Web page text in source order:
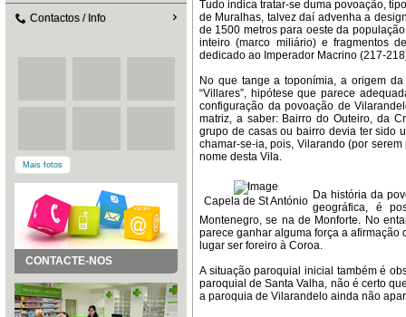
Contactos / Info
Mais fotos
CONTACTE-NOS
Tudo indica tratar-se duma povoação,
de Muralhas, talvez daí advenha a
de 1500 metros para oeste da
inteiro (marco miliário) e fragmentos
dedicado ao Imperador Macrino (217-
No que tange a toponímia, a origem
“Villares”, hipótese que parece
configuração da povoação de
matriz, a saber: Bairro do Outeiro, da
grupo de casas ou bairro devia ter sido
chamar-se-ia, pois, Vilarando (por
nome desta Vila.
Capela de St António Da história da
geográfica, é
Montenegro, se na de Monforte. No
parece ganhar alguma força a
lugar ser foreiro à Coroa.
A situação paroquial inicial também é
paroquial de Santa Valha, não é certo
a paroquia de Vilarandelo ainda não